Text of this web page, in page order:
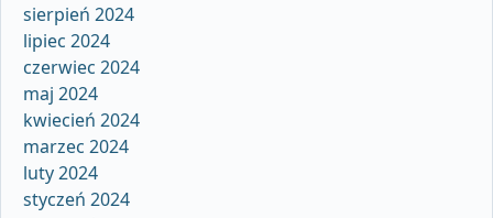
sierpień 2024
lipiec 2024
czerwiec 2024
maj 2024
kwiecień 2024
marzec 2024
luty 2024
styczeń 2024